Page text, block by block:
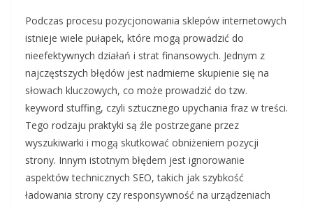
Podczas procesu pozycjonowania sklepów internetowych
istnieje wiele pułapek, które mogą prowadzić do
nieefektywnych działań i strat finansowych. Jednym z
najczęstszych błędów jest nadmierne skupienie się na
słowach kluczowych, co może prowadzić do tzw.
keyword stuffing, czyli sztucznego upychania fraz w treści.
Tego rodzaju praktyki są źle postrzegane przez
wyszukiwarki i mogą skutkować obniżeniem pozycji
strony. Innym istotnym błędem jest ignorowanie
aspektów technicznych SEO, takich jak szybkość
ładowania strony czy responsywność na urządzeniach